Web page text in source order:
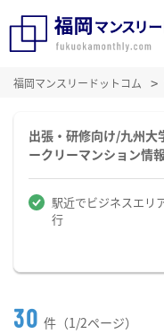
福岡マンスリードットコム
出張・研修向け/九州大
ークリーマンション情
駅近でビジネスエリ
行
30 件（1/2ページ）